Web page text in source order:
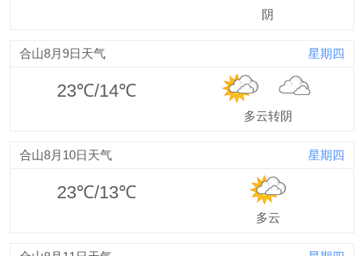
阴
合山8月9日天气 星期四
23℃/14℃
多云转阴
合山8月10日天气 星期四
23℃/13℃
多云